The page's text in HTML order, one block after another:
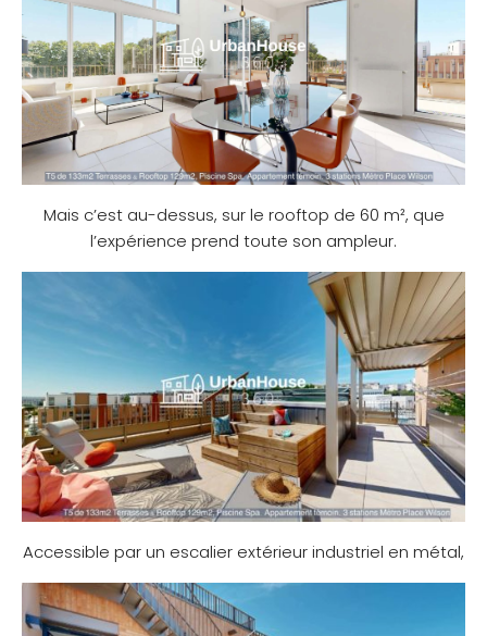
Mais c’est au-dessus, sur le rooftop de 60 m², que
l’expérience prend toute son ampleur.
Accessible par un escalier extérieur industriel en métal,